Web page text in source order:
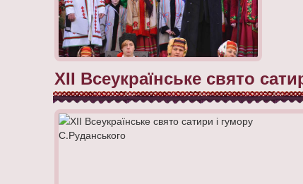
ХІІ Всеукраїнське свято